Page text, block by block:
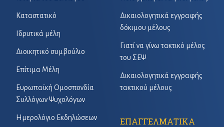
Καταστατικό
Ιδρυτικά μέλη
Διοικητικό συμβούλιο
Επίτιμα Μέλη
Ευρωπαϊκή Ομοσπονδία
Συλλόγων Ψυχολόγων
Ημερολόγιο Εκδηλώσεων
Δικαιολογητικά εγγραφής
δόκιμου μέλους
Γιατί να γίνω τακτικό μέλος
του ΣΕΨ
Δικαιολογητικά εγγραφής
τακτικού μέλους
ΕΠΑΓΓΕΛΜΑΤΙΚΑ